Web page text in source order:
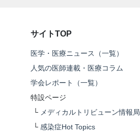
サイトTOP
医学・医療ニュース（一覧）
人気の医師連載・医療コラム
学会レポート（一覧）
特設ページ
└ メディカルトリビューン情報局
└ 感染症Hot Topics